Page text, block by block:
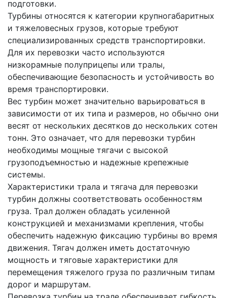
подготовки.
Турбины относятся к категории крупногабаритных
и тяжеловесных грузов, которые требуют
специализированных средств транспортировки.
Для их перевозки часто используются
низкорамные полуприцепы или тралы,
обеспечивающие безопасность и устойчивость во
время транспортировки.
Вес турбин может значительно варьироваться в
зависимости от их типа и размеров, но обычно они
весят от нескольких десятков до нескольких сотен
тонн. Это означает, что для перевозки турбин
необходимы мощные тягачи с высокой
грузоподъемностью и надежные крепежные
системы.
Характеристики трала и тягача для перевозки
турбин должны соответствовать особенностям
груза. Трал должен обладать усиленной
конструкцией и механизмами крепления, чтобы
обеспечить надежную фиксацию турбины во время
движения. Тягач должен иметь достаточную
мощность и тяговые характеристики для
перемещения тяжелого груза по различным типам
дорог и маршрутам.